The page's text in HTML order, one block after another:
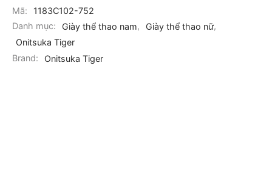
Mã:
1183C102-752
Danh mục:
Giày thể thao nam, Giày thể thao nữ,
Onitsuka Tiger
Brand:
Onitsuka Tiger